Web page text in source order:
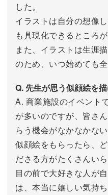
した。
イラストは自分の想像
も具現化できるところが
また、イラストは生涯
のため、いつ始めても
Q. 先生が思う似顔絵を
A. 商業施設のイベント
が多いのですが、皆さ
らう機会がなかなかない
似顔絵をもらったら、
ださる方がたくさんい
目の前で大好きな人が
は、本当に嬉しい気持ち